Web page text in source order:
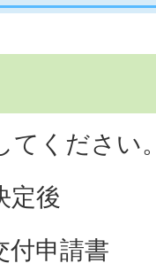
てください
定後
付申請書